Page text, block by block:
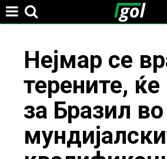
here
Нејмар се
терените, ќе
за Бразил во